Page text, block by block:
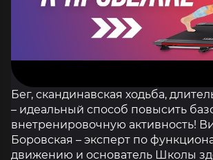
Бег, скандинавская ходьба,
– идеальный способ повыcить
внетренировочную активность!
Боровская – эксперт по
движению и основатель Школы